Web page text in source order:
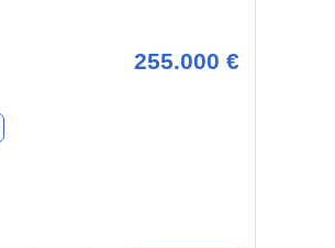
255.000 €